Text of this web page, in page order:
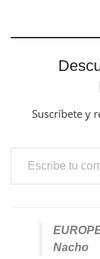
Suscríbete y
Escribe tu correo electrónico…
Nacho